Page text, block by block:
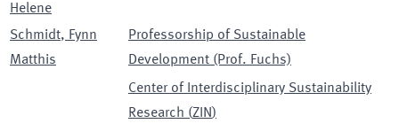
Helene
Schmidt, Fynn
Matthis
Professorship of Sustainable
Development (Prof. Fuchs)
Center of Interdisciplinary Sustainability
Research (ZIN)